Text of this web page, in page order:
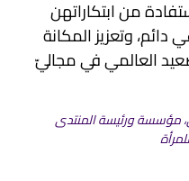
من ابتكاراتهن
وتعزيز المكانة
العالمي في مجاليّ
ورئيسة المنتدى